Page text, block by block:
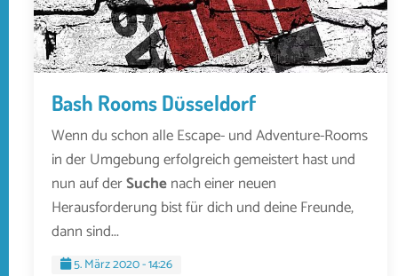
Bash Rooms Düsseldorf
Wenn du schon alle Escape- und Adventure-Rooms
in der Umgebung erfolgreich gemeistert hast und
nun auf derSuchenach einer neuen
Herausforderung bist für dich und deine Freunde,
dann sind...
5. März 2020 - 14:26